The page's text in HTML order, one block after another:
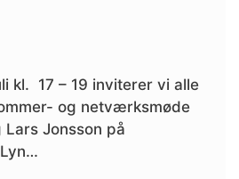
kl. 17 – 19 inviterer vi alle
og netværksmøde
Lars Jonsson på